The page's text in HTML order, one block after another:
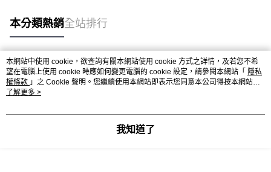
本分類熱銷全站排行
熱門標籤
本網站中使用 cookie，欲查詢有關本網站使用 cookie 方式之詳情，及若您不希
望在電腦上使用 cookie 時應如何變更電腦的 cookie 設定，請參閱本網站「 隱私
權條款 」之 Cookie 聲明。您繼續使用本網站即表示您同意本公司得按本網站使
用條款之 Cookie 聲明使用 cookie。
了解更多 >
我知道了